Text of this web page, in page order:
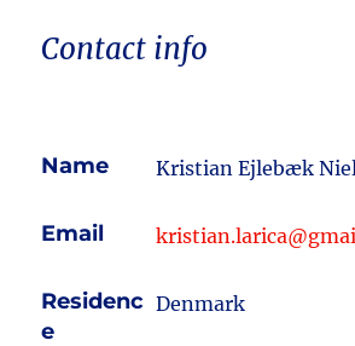
Contact info
Name Kristian Ejlebæk
Email
Residenc
e
Denmark